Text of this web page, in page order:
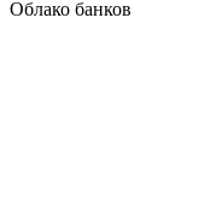
Облако банков